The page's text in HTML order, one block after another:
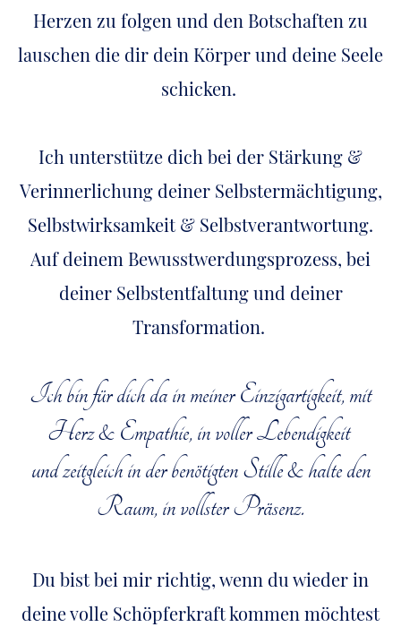
Herzen zu folgen und den Botschaften zu
lauschen die dir dein Körper und deine Seele
schicken.
Ich unterstütze dich bei der Stärkung &
Verinnerlichung deiner Selbstermächtigung,
Selbstwirksamkeit & Selbstverantwortung.
Auf deinem Bewusstwerdungsprozess, bei
deiner Selbstentfaltung und deiner
Transformation.
Ich bin für dich da in meiner Einzigartigkeit, mit
Herz & Empathie, in voller Lebendigkeit
und zeitgleich in der benötigten Stille & halte den
Raum, in vollster Präsenz.
Du bist bei mir richtig, wenn du wieder in
deine volle Schöpferkraft kommen möchtest